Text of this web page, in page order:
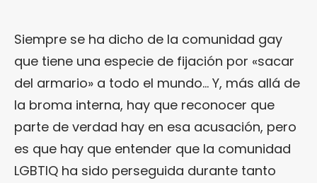
Siempre se ha dicho de la comunidad gay
que tiene una especie de fijación por «sacar
del armario» a todo el mundo… Y, más allá de
la broma interna, hay que reconocer que
parte de verdad hay en esa acusación, pero
es que hay que entender que la comunidad
LGBTIQ ha sido perseguida durante tanto